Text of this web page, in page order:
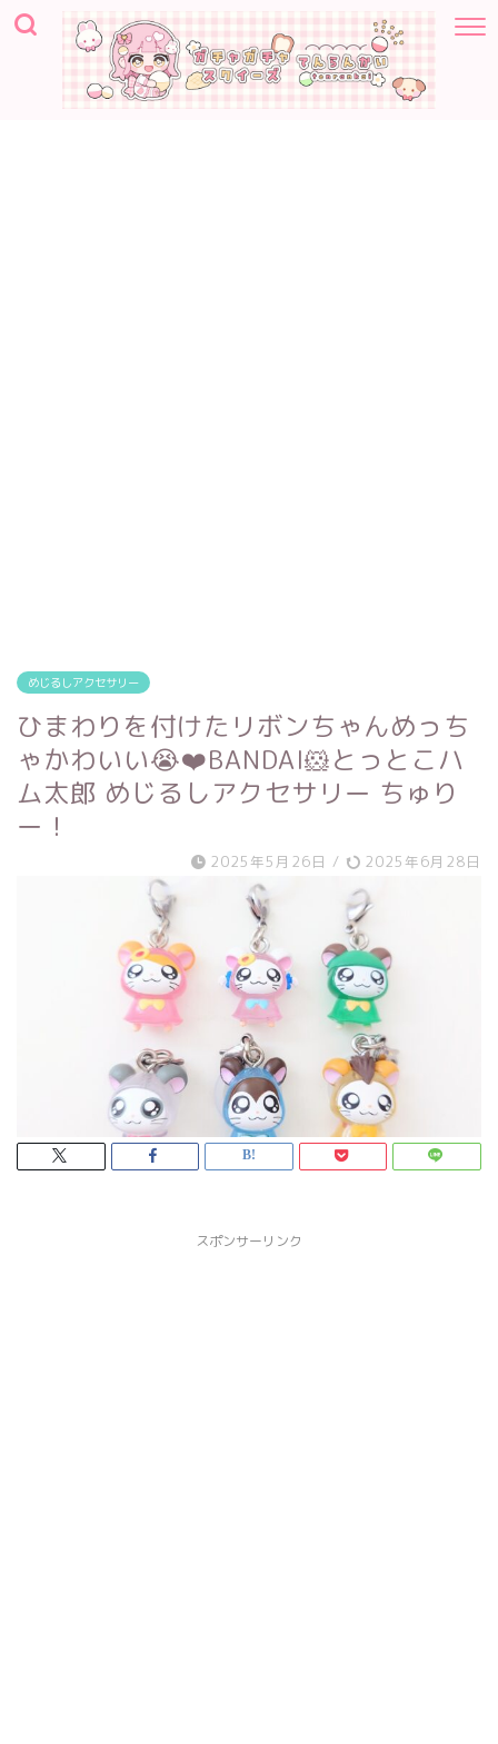
めじるしアクセサリー
ひまわりを付けたリボンちゃんめっち
ゃかわいい😭❤️BANDAI🐹とっとこハ
ム太郎 めじるしアクセサリー ちゅり
ー！
2025年5月26日 / 2025年6月28日
スポンサーリンク